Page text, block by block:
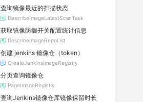
查询镜像最近的扫描状态
DescribeImageLatestScanTask
获取镜像防御开关配置统计信息
DescribeImageRepoList
创建 jenkins 镜像仓（token）
CreateJenkinsImageRegistry
分页查询镜像仓
PageImageRegistry
查询Jenkins镜像仓库镜像保留时长